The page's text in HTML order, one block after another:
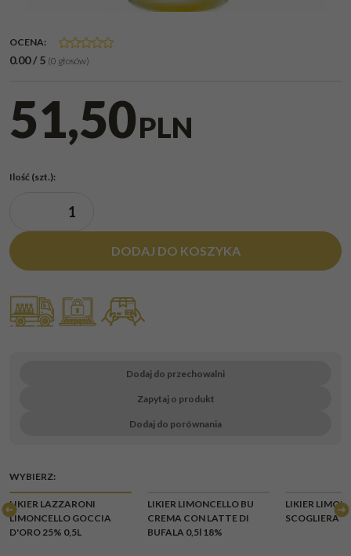
OCENA:
0.00/5 (0 głosów)
51,50PLN
Ilość (szt.):
DODAJ DO KOSZYKA
Dodaj do przechowalni
Zapytaj o produkt
Dodaj do porównania
WYBIERZ:
LIKIER LAZZARONI
LIMONCELLO GOCCIA
D'ORO 25% 0,5L
LIKIER LIMONCELLO BU
CREMA CON LATTE DI
BUFALA 0,5l 18%
LIKIER
SCOGLIERA